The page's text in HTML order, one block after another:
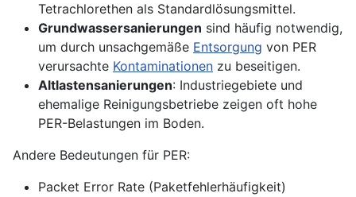
Tetrachlorethen als Standardlösungsmittel.
Grundwassersanierungen sind häufig notwendig,
um durch unsachgemäße Entsorgung von PER
verursachte Kontaminationen zu beseitigen.
Altlastensanierungen: Industriegebiete und
ehemalige Reinigungsbetriebe zeigen oft hohe
PER-Belastungen im Boden.
Andere Bedeutungen für PER:
Packet Error Rate (Paketfehlerhäufigkeit)